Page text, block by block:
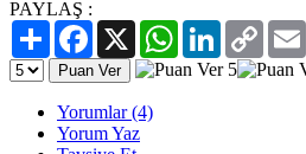
PAYLAŞ :
PaylaşFacebook
X WhatsAppLinkedIn
Copy
Link
Yorumlar (4)
Yorum Yaz